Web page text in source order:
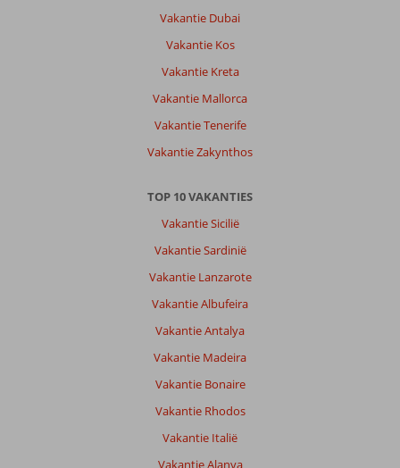
Vakantie Dubai
Vakantie Kos
Vakantie Kreta
Vakantie Mallorca
Vakantie Tenerife
Vakantie Zakynthos
TOP 10 VAKANTIES
Vakantie Sicilië
Vakantie Sardinië
Vakantie Lanzarote
Vakantie Albufeira
Vakantie Antalya
Vakantie Madeira
Vakantie Bonaire
Vakantie Rhodos
Vakantie Italië
Vakantie Alanya